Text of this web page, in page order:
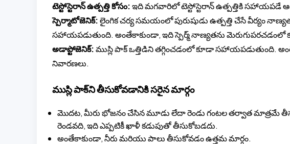
టెస్టోస్టెరాన్ ఉత్పత్తి కోసం:ఇది మగవారిలో టెస్టోస్టెరాన్ ఉత్పత్తికి సహాయపడే
స్పెర్మాటోజెనిక్:లైంగిక చర్య సమయంలో పురుషుడు ఉత్పత్తి చేసే వీర్యం
సహాయపడుతుంది. అంతేకాకుండా, ఇది స్పెర్మ్ నాణ్యతను
అడాప్టోజెనిక్:ముస్లి పాక్ ఒత్తిడిని తగ్గించడంలో కూడా సహాయపడుతుంది.
నివారణలు.
ముస్లి పాక్‌ని తీసుకోవడానికి సరైన మార్గం
మొదట, మీరు భోజనం చేసిన మూడు లేదా రెండు గంటల తర్వాత మాత్రమే
రెండవది, ఇది ఎప్పటికీ ఖాళీ కడుపుతో తీసుకోబడదు.
అంతేకాకుండా, నీరు మరియు పాలు తీసుకోవడం ఉత్తమ మార్గం.